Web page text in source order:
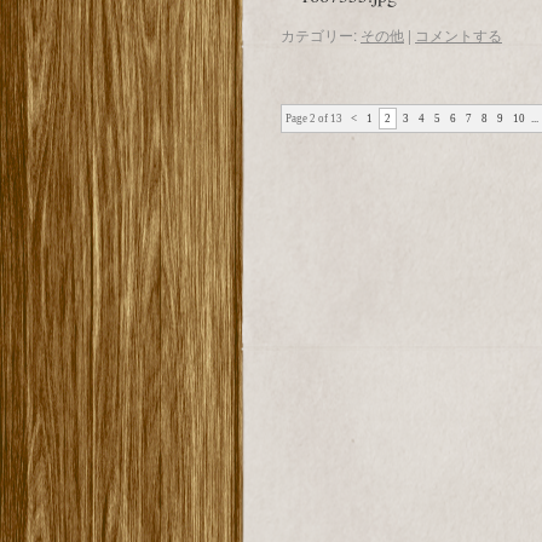
カテゴリー: その他 | コメントする
Page 2 of 13 < 1 2 3 4 5 6 7 8 9 10 ...